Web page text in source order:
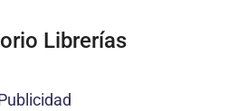
Librerías